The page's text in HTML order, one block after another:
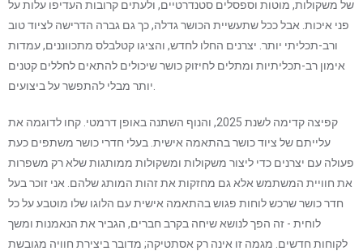
של משקולות, מוטות וספסלים סטנדרטיים, ולעתים קרובות העדיפו עלות על
פני איכות. אבל ככל שתעשיית הכושר גדלה, כך גם גברה הדרישה לציוד טוב
ורב-תכליתי יותר. יצרנים החלו לחדש, והציגו קטלבלס מתכווננים, עמדות
אימון רב-תכליתיות ומתלים לחיזוק כושר שיכולים להתאים לחללים קטנים
קפיצה קדימה לשנת 2025, והנוף השתנה באופן דרמטי. קחו לדוגמה את
עלייתם של ציוד כושר בהתאמה אישית. בעלי חדרי כושר משתפים כעת
פעולה עם יצרנים כדי ליצור משקולות ומשקולות ממותגות שלא רק משפרות
את חוויית המשתמש אלא גם מחזקות את זהות המותג שלהם. אני זוכר בעל
חדר כושר שרכש לוחות פגוש בהתאמה אישית עם הלוגו שלו מוטבע על כל
לוחית - זה הפך לנושא שיחה בקרב חברים, הגביר את הנאמנות ומשך
לקוחות חדשים. מגמה זו אינה רק אסתטיקה; מדובר ביצירת חוויה מגובשת